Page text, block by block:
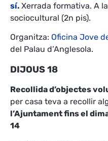
sí. Xerrada formativa. A
sociocultural (2n pis).
Organitza: Oficina Jove
del Palau d’Anglesola.
DIJOUS 18
Recollida d’objectes
per casa teva a recollir
l’Ajuntament fins el
14